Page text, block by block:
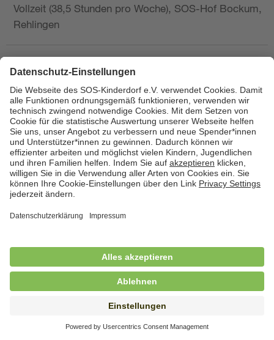
Vollzeit (38,5 Stunden pro Woche), SOS-Hof Bockum,
Rehlingen
Hauswirtschafterin / Köchin (m/w/d) als
Ausbilderin (m/w/d) im Bereich
Nahrungszubereitung
in Vollzeit (38,5 Std./Wo.), SOS-Kinderdorf
Saarbrücken, Saarbrücken
Hauswirtschaftskraft (m/w/d)
in Teilzeit (mind. 20 - max. 30 Std./.Wo.), SOS-
Hauswirtschaftskraft (m/w/d)
in unbefristeter Anstellung, Teilzeit (20 Std./Wo.), SOS-
Kinderdorf Dortmund, Hagen